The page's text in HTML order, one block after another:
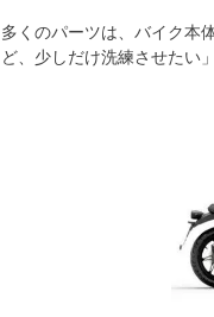
多くのパーツは、バイク本
ど、少しだけ洗練させたい